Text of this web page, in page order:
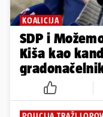
KOALICIJA
SDP i
Kiša kao